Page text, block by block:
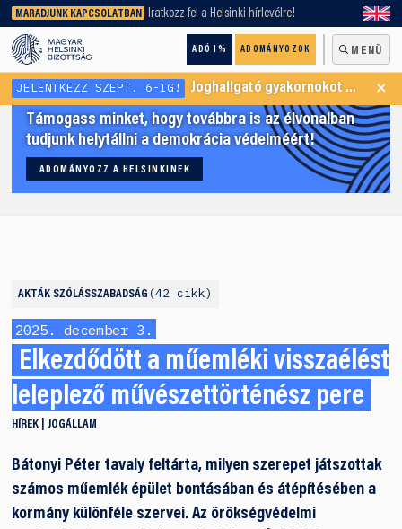
MARADJUNK KAPCSOLATBAN Iratkozz fel a Helsinki hírlevélre!
ADÓ 1% ADOMÁNYOZOK MENÜ
keresőnket!
JELENTKEZZ SZEPT. 6-IG! Joghallgató gyakornokot keresünk Menekültügyi Programunkba ×
Támogass minket, hogy továbbra is az élvonalban
tudjunk helytállni a demokrácia védelméért!
ADOMÁNYOZZ A HELSINKINEK
AKTÁK SZÓLÁSSZABADSÁG 42 cikk
2025. december 3.
Elkezdődött a műemléki visszaélést
leleplező művészettörténész pere
HÍREK JOGÁLLAM
Bátonyi Péter tavaly feltárta, milyen szerepet játszottak
számos műemlék épület bontásában és átépítésében a
kormány különféle szervei. Az örökségvédelmi